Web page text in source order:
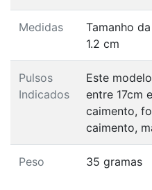
Medidas
Tamanho
1.2 cm
Pulsos
Indicados
Este
entre 17cm
caimento,
caimento,
Peso 35 gramas